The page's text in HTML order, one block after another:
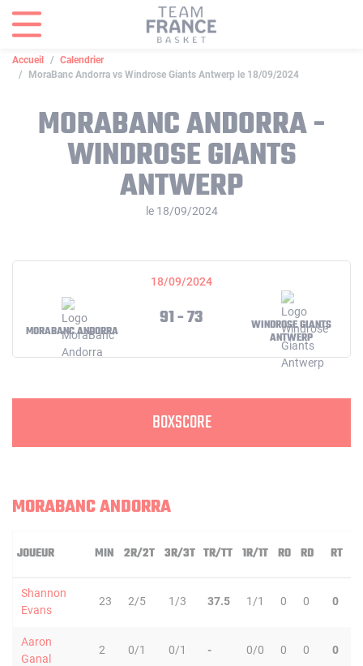
Accueil
Calendrier
MoraBanc Andorra vs Windrose Giants Antwerp le 18/09/2024
MORABANC ANDORRA -
WINDROSE GIANTS
ANTWERP
le 18/09/2024
18/09/2024
MORABANC ANDORRA
91 - 73
WINDROSE GIANTS
ANTWERP
BOXSCORE
MORABANC ANDORRA
JOUEUR MIN 2R/2T 3R/3T TR/TT 1R/1T RO RD RT
Shannon
Evans
23 2/5 1/3 37.5 1/1 0 0 0
Aaron
Ganal
2 0/1 0/1 - 0/0 0 0 0
Panneau de gestion des cookies